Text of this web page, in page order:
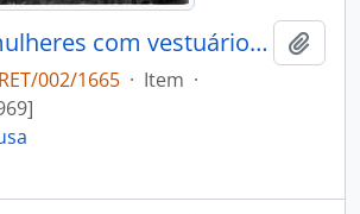
Retrato de mulheres com vestuário regional
002/1665 · Item ·